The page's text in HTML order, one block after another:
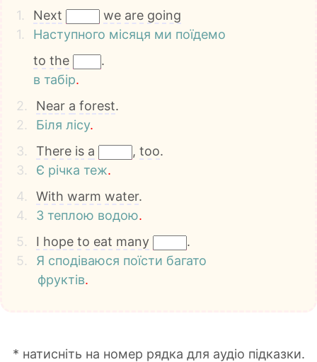
1. Next we are going
1.
Наступного місяця ми поїдемо
to the
.
в табір.
2.
Near a forest.
2.
Біля лісу.
3.
There is a , too.
3.
Є річка теж.
4.
With warm water.
4.
З теплою водою.
5.
I hope to eat many
.
5.
Я сподіваюся поїсти багато
фруктів.
* натисніть на номер рядка для аудіо підказки.